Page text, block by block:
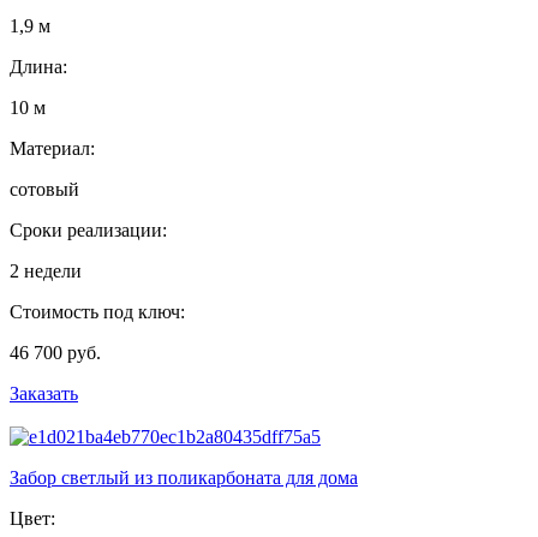
1,9 м
Длина:
10 м
Материал:
сотовый
Сроки реализации:
2 недели
Стоимость под ключ:
46 700 руб.
Заказать
Забор светлый из поликарбоната для дома
Цвет: